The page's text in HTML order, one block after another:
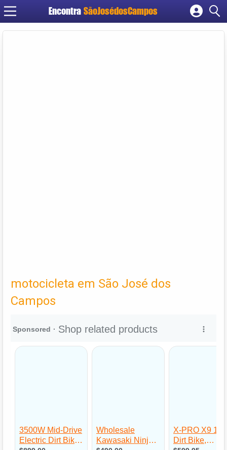
Encontra SãoJosédosCampos
Cadastrar empresa
motocicleta em São José dos
Campos